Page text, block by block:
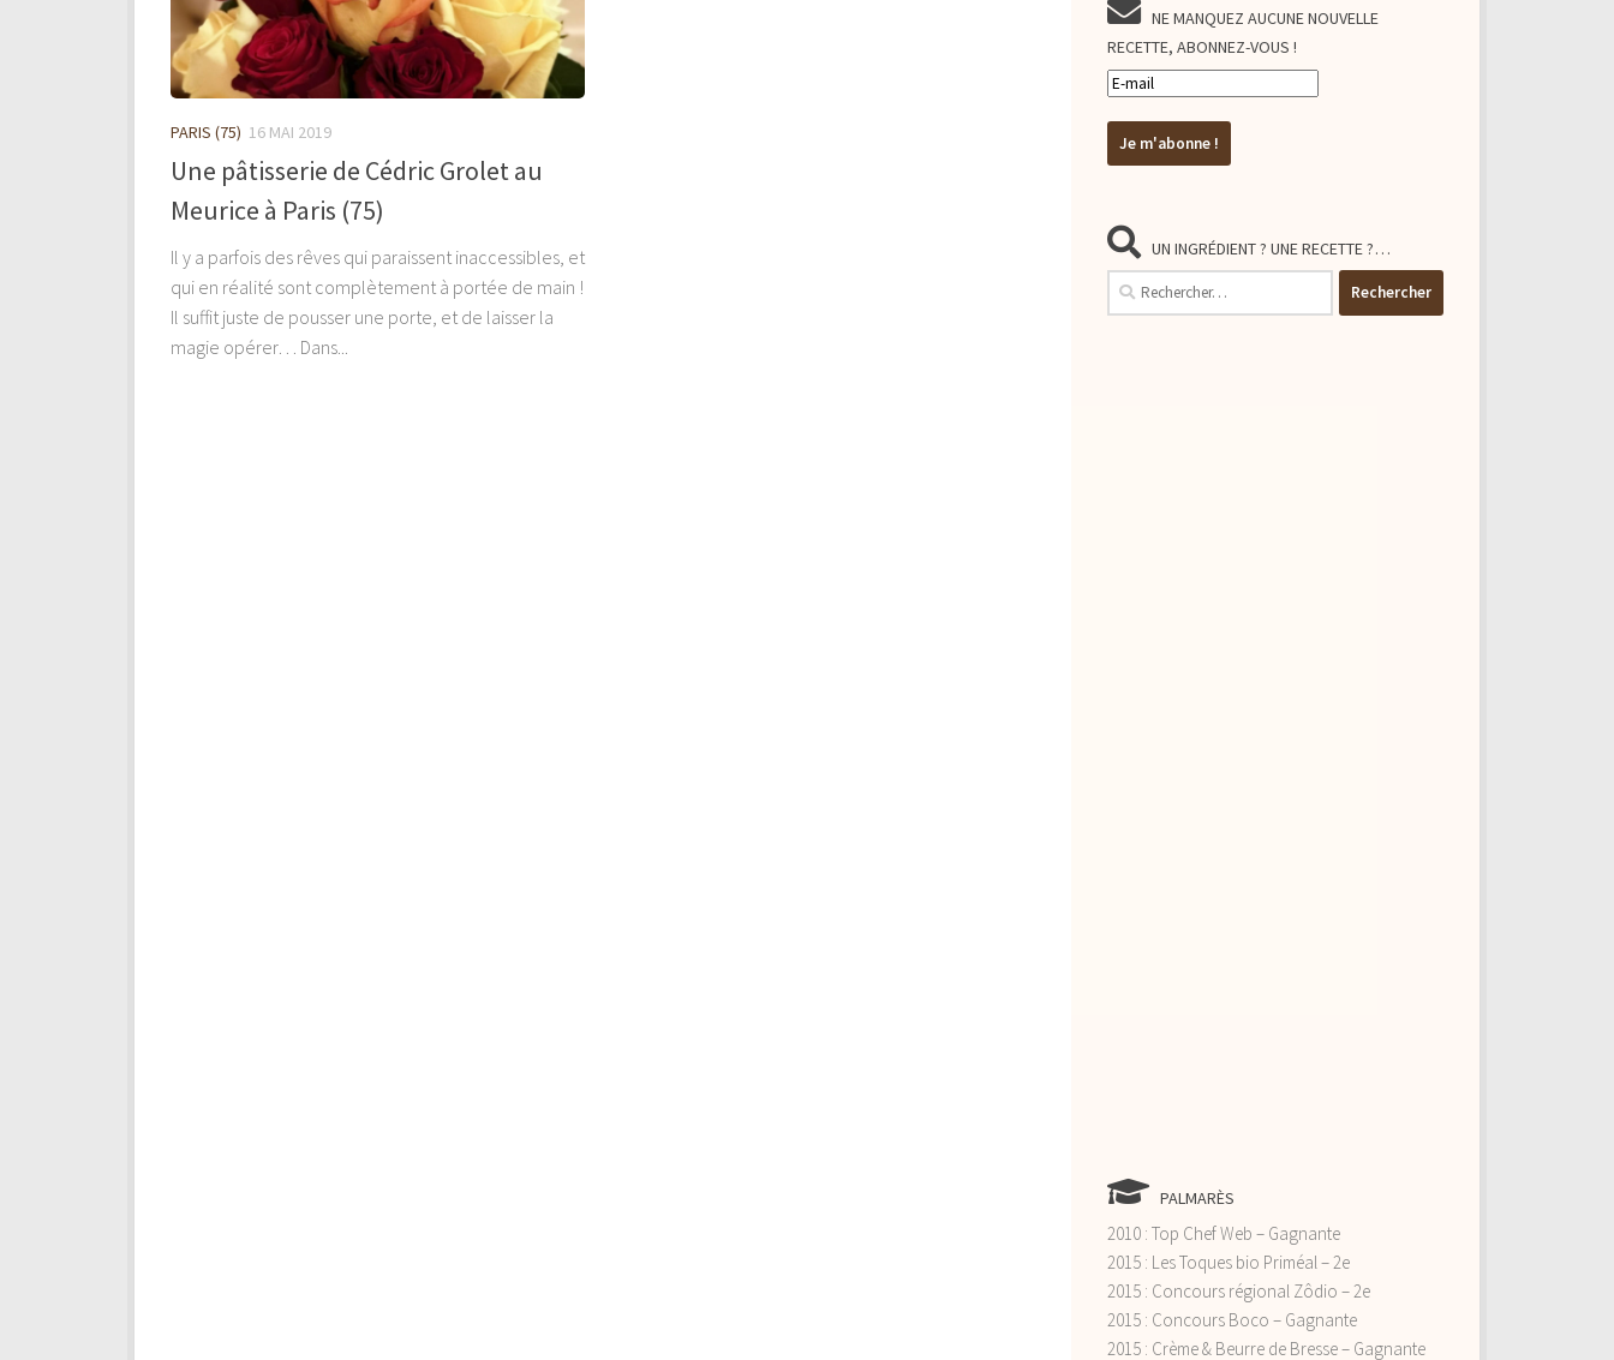
PARIS (75) 16 MAI 2019
Une pâtisserie de Cédric Grolet au
Meurice à Paris (75)
Il y a parfois des rêves qui paraissent inaccessibles, et
qui en réalité sont complètement à portée de main !
Il suffit juste de pousser une porte, et de laisser la
magie opérer… Dans...
NE MANQUEZ AUCUNE NOUVELLE
RECETTE, ABONNEZ-VOUS !
UN INGRÉDIENT ? UNE RECETTE ?…
Rechercher :
PALMARÈS
2010 : Top Chef Web – Gagnante
2015 : Les Toques bio Priméal – 2e
2015 : Concours régional Zôdio – 2e
2015 : Concours Boco – Gagnante
2015 : Crème & Beurre de Bresse – Gagnante